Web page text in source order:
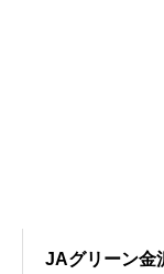
JAグリーン金